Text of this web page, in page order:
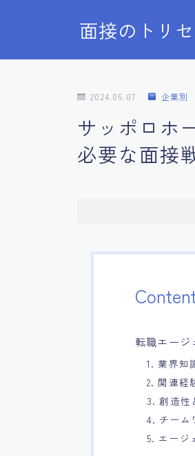
面接のトリ
2024.05.07 企業別
サッポロホ
必要な面接
転職エージ
1. 業界知
2. 関連経
3. 創造性
4. チーム
5. エージ